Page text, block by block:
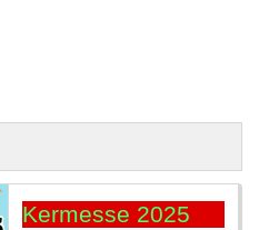
Kermesse 2025